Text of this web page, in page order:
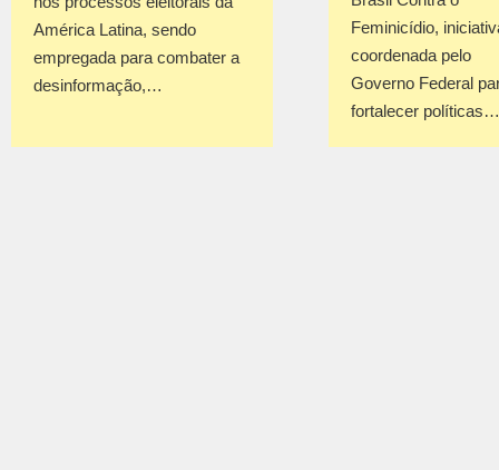
América Latina, sendo
empregada para combater a
desinformação,…
Feminicídio,
coordenada pelo
Governo Federal
fortalecer políticas…